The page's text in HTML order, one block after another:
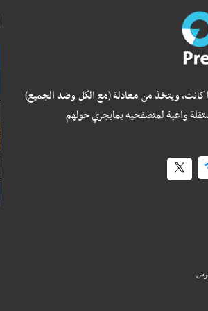
كانت، ويتخذ من معادلة (مع الكل وضد الجميع)
واعية لمتصفحيه بمايجري حولهم